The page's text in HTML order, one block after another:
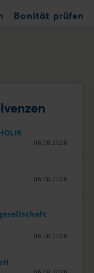
Bonität prüfen
06.08.2026
06.08.2026
06.08.2026